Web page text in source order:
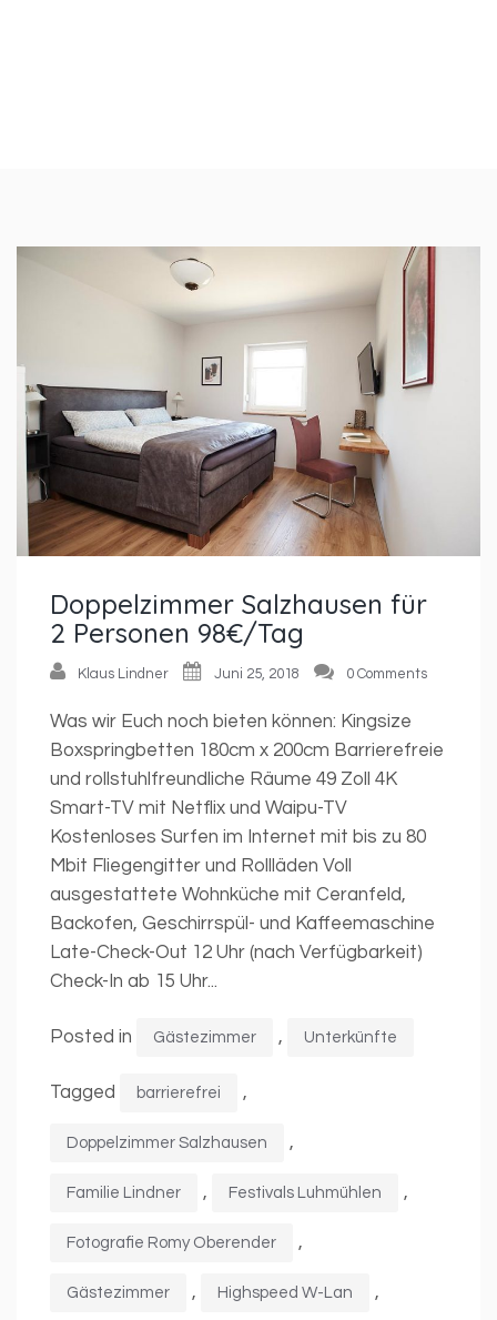
Doppelzimmer Salzhausen für
2 Personen 98€/Tag
Klaus Lindner Juni 25, 2018 0 Comments
Was wir Euch noch bieten können: Kingsize
Boxspringbetten 180cm x 200cm Barrierefreie
und rollstuhlfreundliche Räume 49 Zoll 4K
Smart-TV mit Netflix und Waipu-TV
Kostenloses Surfen im Internet mit bis zu 80
Mbit Fliegengitter und Rollläden Voll
ausgestattete Wohnküche mit Ceranfeld,
Backofen, Geschirrspül- und Kaffeemaschine
Late-Check-Out 12 Uhr (nach Verfügbarkeit)
Check-In ab 15 Uhr...
Posted in Gästezimmer , Unterkünfte
Tagged barrierefrei ,
Doppelzimmer Salzhausen ,
Familie Lindner , Festivals Luhmühlen ,
Fotografie Romy Oberender ,
Gästezimmer , Highspeed W-Lan ,